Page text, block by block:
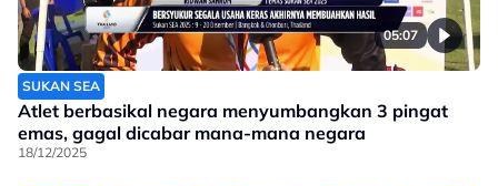
05:07
SUKAN SEA
Atlet berbasikal negara menyumbangkan 3 pingat
emas, gagal dicabar mana-mana negara
18/12/2025